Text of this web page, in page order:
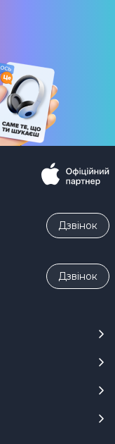
Дзвiнок
Дзвiнок